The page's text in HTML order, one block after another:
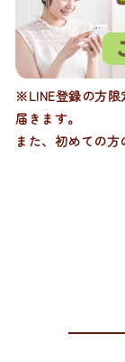
※LINE登録の方限
届きます。
また、初めての方